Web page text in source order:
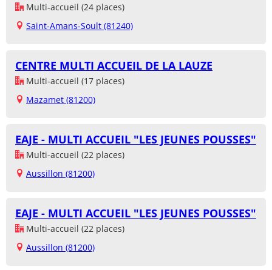
Multi-accueil (24 places)
Saint-Amans-Soult (81240)
CENTRE MULTI ACCUEIL DE LA LAUZE
Multi-accueil (17 places)
Mazamet (81200)
EAJE - MULTI ACCUEIL "LES JEUNES POUSSES"
Multi-accueil (22 places)
Aussillon (81200)
EAJE - MULTI ACCUEIL "LES JEUNES POUSSES"
Multi-accueil (22 places)
Aussillon (81200)